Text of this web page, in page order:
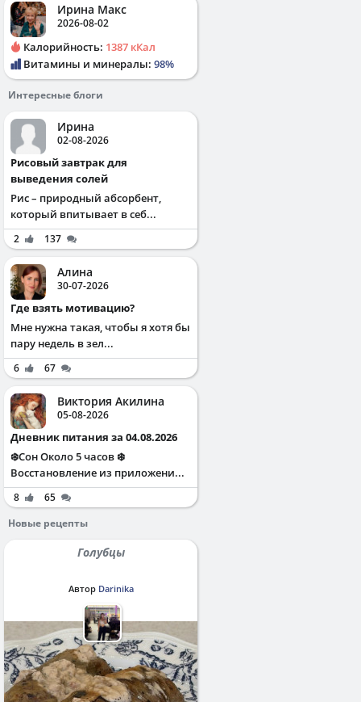
Ирина Макс
2026-08-02
Калорийность: 1387 кКал
Витамины и минералы: 98%
Интересные блоги
Ирина
02-08-2026
Рисовый завтрак для
выведения солей
Рис – природный абсорбент,
который впитывает в себ...
2 137
Алина
30-07-2026
Где взять мотивацию?
Мне нужна такая, чтобы я хотя бы
пару недель в зел...
6 67
Виктория Акилина
05-08-2026
Дневник питания за 04.08.2026
❄️Сон Около 5 часов ❄️
Восстановление из приложени...
8
65
Новые рецепты
Голубцы
Автор Darinika